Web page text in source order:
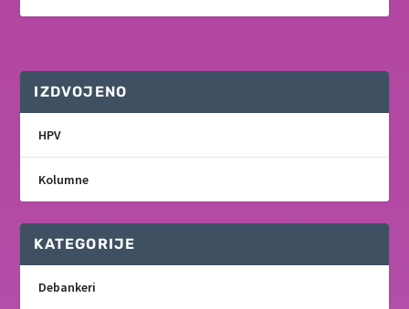
IZDVOJENO
HPV
Kolumne
KATEGORIJE
Debankeri